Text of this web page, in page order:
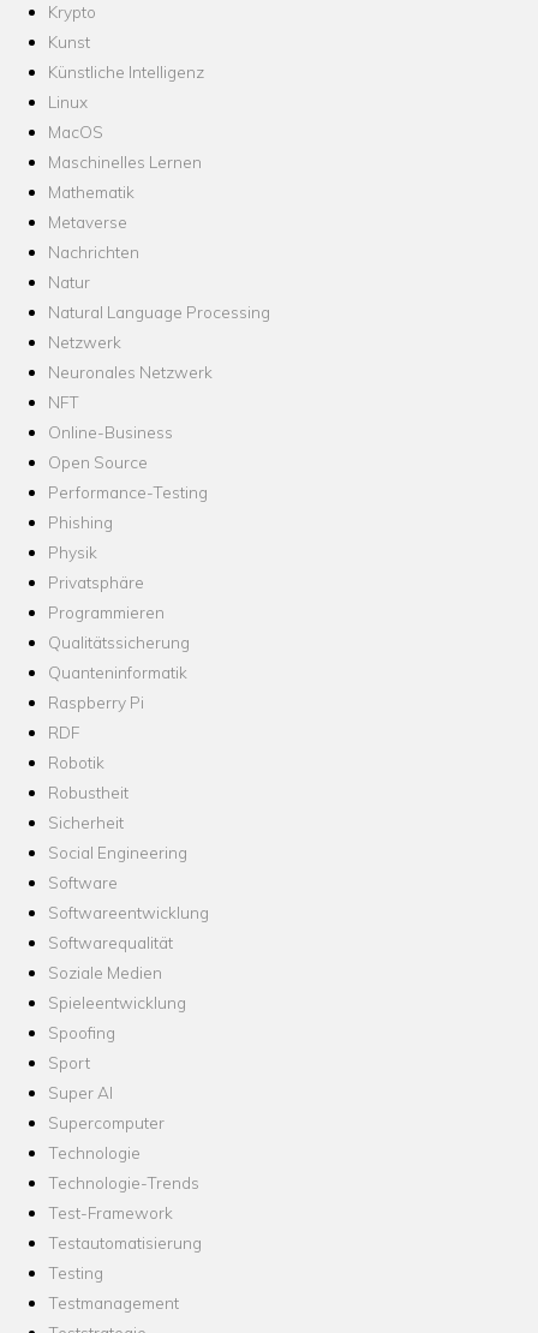
Krypto
Kunst
Künstliche Intelligenz
Linux
MacOS
Maschinelles Lernen
Mathematik
Metaverse
Nachrichten
Natur
Natural Language Processing
Netzwerk
Neuronales Netzwerk
NFT
Online-Business
Open Source
Performance-Testing
Phishing
Physik
Privatsphäre
Programmieren
Qualitätssicherung
Quanteninformatik
Raspberry Pi
RDF
Robotik
Robustheit
Sicherheit
Social Engineering
Software
Softwareentwicklung
Softwarequalität
Soziale Medien
Spieleentwicklung
Spoofing
Sport
Super AI
Supercomputer
Technologie
Technologie-Trends
Test-Framework
Testautomatisierung
Testing
Testmanagement